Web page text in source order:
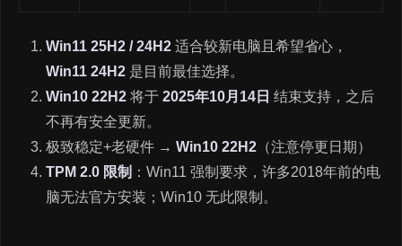
Win11 25H2 / 24H2 适合较新电脑且希望省心，
Win11 24H2 是目前最佳选择。
Win10 22H2 将于 2025年10月14日 结束支持，之后
不再有安全更新。
极致稳定+老硬件 → Win10 22H2 （注意停更日期）
TPM 2.0 限制 ：Win11 强制要求，许多2018年前的电
脑无法官方安装；Win10 无此限制。